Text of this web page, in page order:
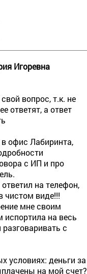
Игоревна
вопрос, т.к. не
ответят, а ответ
офис Лабиринта,
с ИП и про
на телефон,
чистом виде!!!
мне своим
на весь
с
условиях: деньги за
на мой счет?